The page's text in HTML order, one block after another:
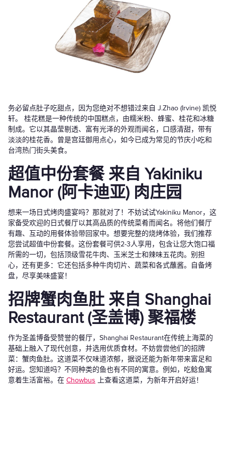
务必留点肚子吃甜点，因为您绝对不想错过来自 J.Zhao (Irvine) 凯悦
轩。 桂花糕是一种传统的中国糕点，由糯米粉、蜂蜜、桂花和冰糖
制成。它以其晶莹剔透、富有光泽的外观而闻名，口感清甜，带有
淡淡的桂花香。曾是宫廷御用点心，如今已成为常见的节庆小吃和
台湾热门街头美食。
超值中份套餐 来自 Yakiniku
Manor (阿卡迪亚) 肉庄园
想来一场日式烤肉盛宴吗？那就对了！不妨试试Yakiniku Manor，这
家备受欢迎的日式餐厅以其高品质的传统菜肴而闻名。将他们餐厅
有趣、互动的用餐体验带回家中。想要完整的烧烤体验，我们推荐
您尝试超值中份套餐。这份套餐可供2-3人享用，包含让您大饱口福
所需的一切，包括顶级雪花牛肉、玉米芝士和辣味五花肉。别担
心，还有更多：它还包括多种牛肉切片、蔬菜和各式蘸酱。自备烤
盘，尽享美味盛宴！
招牌蟹肉鱼肚 来自 Shanghai
Restaurant (圣盖博) 聚福楼
作为圣盖博备受赞誉的餐厅，Shanghai Restaurant在传统上海菜的
基础上融入了现代创意，并选用优质食材。不妨尝尝他们的招牌
菜：蟹肉鱼肚。这道菜不仅味道浓郁，据说还能为新年带来富足和
好运。您知道吗？不同种类的鱼也有不同的寓意。例如，吃鲶鱼寓
意着生活富裕。在 Chowbus 上查看这道菜，为新年开启好运！